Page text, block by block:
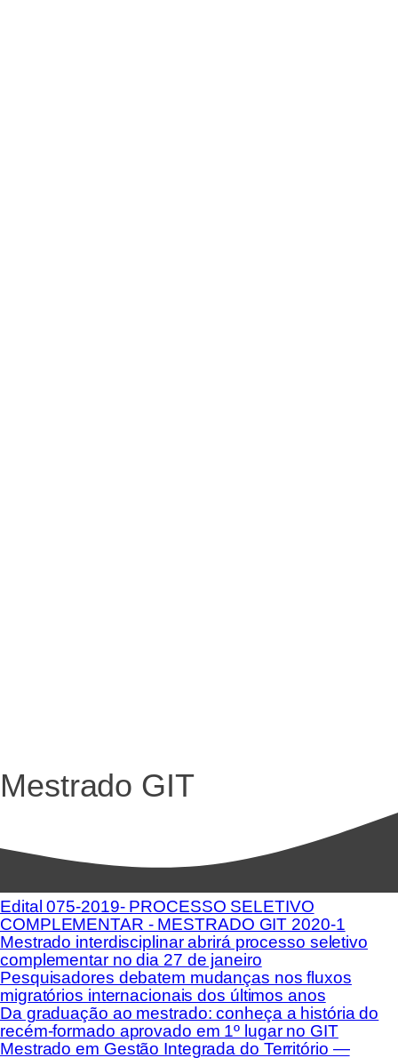
Mestrado GIT
Edital 075-2019- PROCESSO SELETIVO
COMPLEMENTAR - MESTRADO GIT 2020-1
Mestrado interdisciplinar abrirá processo seletivo
complementar no dia 27 de janeiro
Pesquisadores debatem mudanças nos fluxos
migratórios internacionais dos últimos anos
Da graduação ao mestrado: conheça a história do
recém-formado aprovado em 1º lugar no GIT
Mestrado em Gestão Integrada do Território —